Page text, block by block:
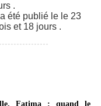
.
été publié le le 23
et 18 jours .
Fatima : quand le